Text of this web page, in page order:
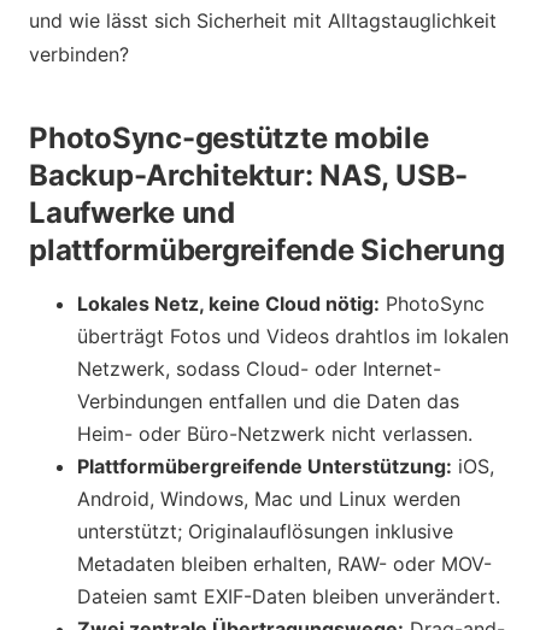
und wie lässt sich Sicherheit mit Alltagstauglichkeit
verbinden?
PhotoSync-gestützte mobile
Backup-Architektur: NAS, USB-
Laufwerke und
plattformübergreifende Sicherung
Lokales Netz, keine Cloud nötig: PhotoSync
überträgt Fotos und Videos drahtlos im lokalen
Netzwerk, sodass Cloud- oder Internet-
Verbindungen entfallen und die Daten das
Heim- oder Büro-Netzwerk nicht verlassen.
Plattformübergreifende Unterstützung: iOS,
Android, Windows, Mac und Linux werden
unterstützt; Originalauflösungen inklusive
Metadaten bleiben erhalten, RAW- oder MOV-
Dateien samt EXIF-Daten bleiben unverändert.